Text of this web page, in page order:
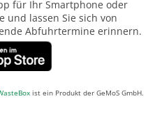
für Ihr Smartphone oder
und lassen Sie sich von
Abfuhrtermine erinnern.
ist ein Produkt der GeMoS GmbH.